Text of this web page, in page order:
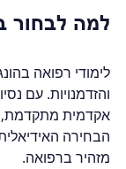
למה לבחור
לימודי רפואה
אקדמית מתקדמת,
הבחירה
מזהיר ברפואה.